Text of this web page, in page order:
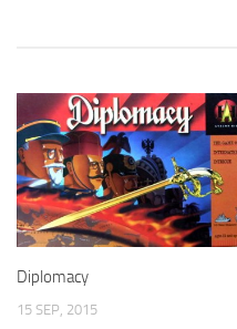
Diplomacy
15 SEP, 2015